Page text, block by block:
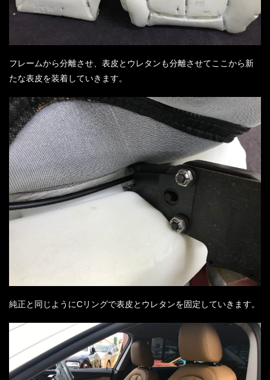
フレームから分離させ、表皮とウレタンも分離させてここから新
たな表皮を装着していきます。
純正と同じようにCリングで表皮とウレタンを固定していきます。